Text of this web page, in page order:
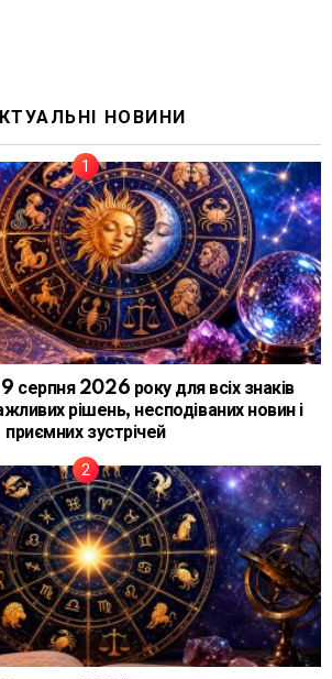
НОВИНИ
серпня 2026 року для всіх знаків
рішень, несподіваних новин і
приємних зустрічей